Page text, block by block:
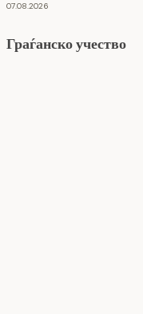
07.08.2026
Граѓанско учество